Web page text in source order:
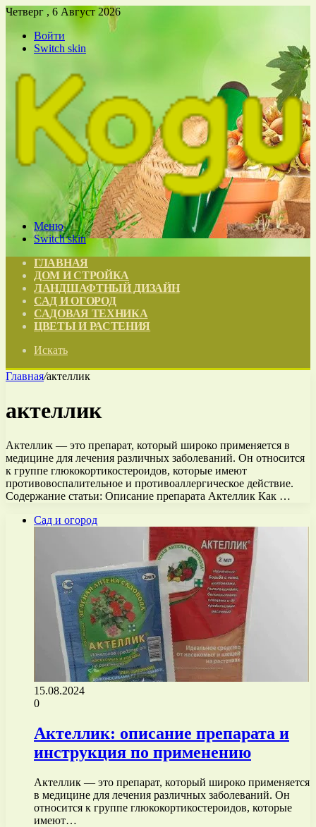
Четверг , 6 Август 2026
Войти
Switch skin
Меню
Switch skin
ГЛАВНАЯ
ДОМ И СТРОЙКА
ЛАНДШАФТНЫЙ ДИЗАЙН
САД И ОГОРОД
САДОВАЯ ТЕХНИКА
ЦВЕТЫ И РАСТЕНИЯ
Искать
Главная/актеллик
актеллик
Актеллик — это препарат, который широко применяется в
медицине для лечения различных заболеваний. Он относится
к группе глюкокортикостероидов, которые имеют
противовоспалительное и противоаллергическое действие.
Содержание статьи: Описание препарата Актеллик Как …
Сад и огород
15.08.2024
0
Актеллик: описание препарата и
инструкция по применению
Актеллик — это препарат, который широко применяется
в медицине для лечения различных заболеваний. Он
относится к группе глюкокортикостероидов, которые
имеют…